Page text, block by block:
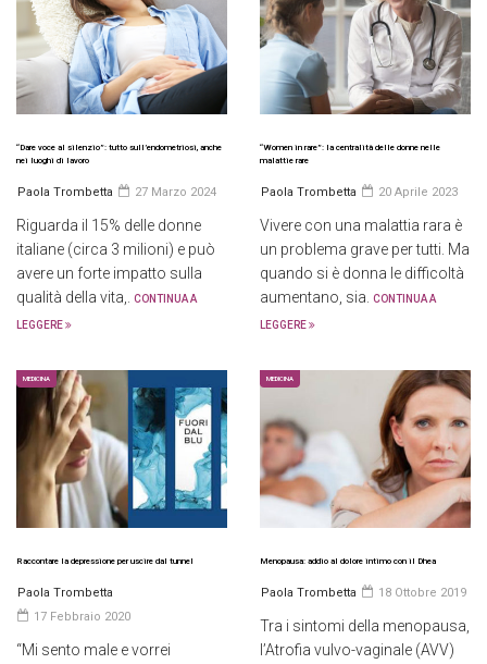
“Dare voce al silenzio”: tutto sull’endometriosi, anche
nei luoghi di lavoro
Paola Trombetta 27 Marzo 2024
Riguarda il 15% delle donne
italiane (circa 3 milioni) e può
avere un forte impatto sulla
qualità della vita,.
CONTINUA A
LEGGERE
“Women in rare”: la centralità delle donne nelle
malattie rare
Paola Trombetta 20 Aprile 2023
Vivere con una malattia rara è
un problema grave per tutti. Ma
quando si è donna le difficoltà
aumentano, sia.
CONTINUA A
LEGGERE
MEDICINA
Raccontare la depressione per uscire dal tunnel
Paola Trombetta
17 Febbraio 2020
“Mi sento male e vorrei
MEDICINA
Menopausa: addio al dolore intimo con il Dhea
Paola Trombetta 18 Ottobre 2019
Tra i sintomi della menopausa,
l’Atrofia vulvo-vaginale (AVV)